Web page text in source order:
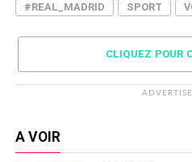
#REAL_MADRID
SPORT
CLIQUEZ POUR
A VOIR